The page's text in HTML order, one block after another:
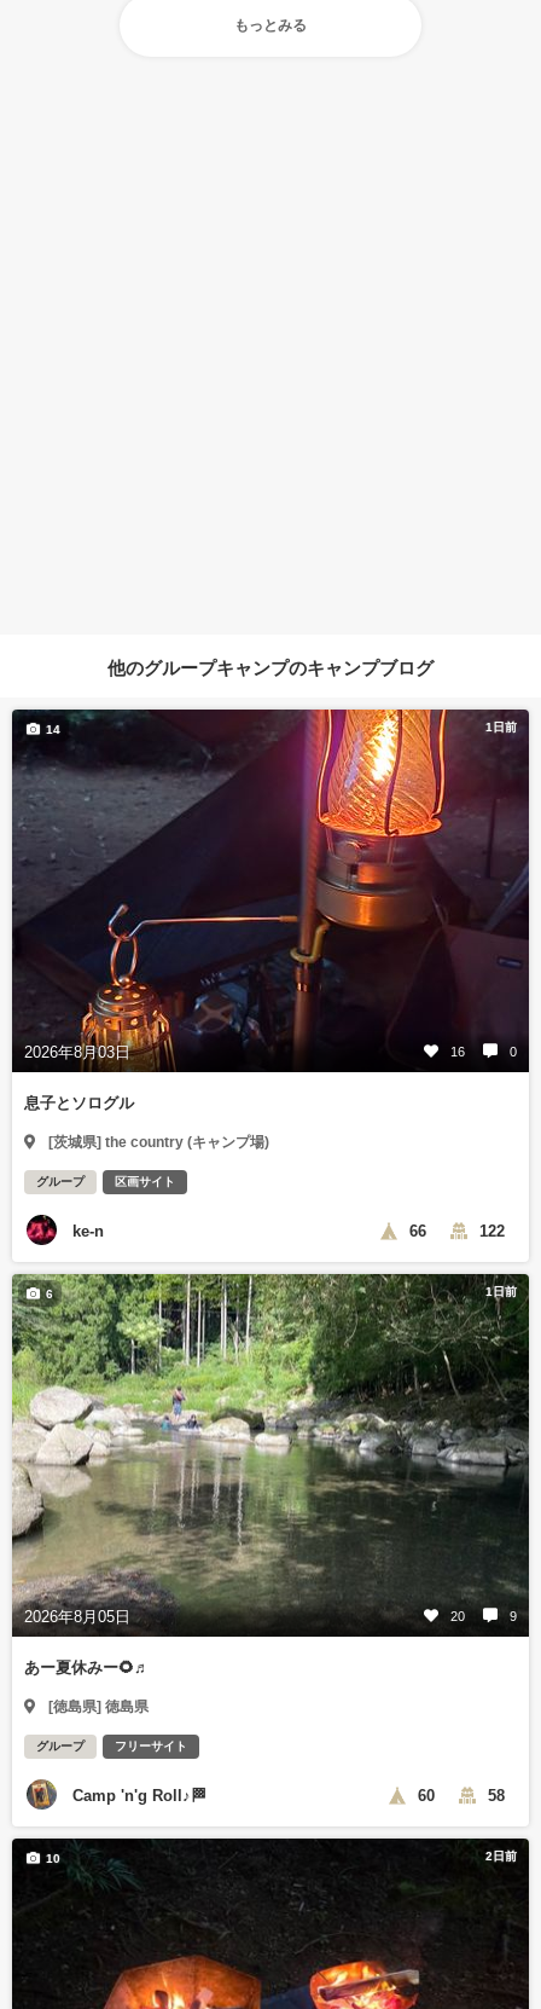
もっとみる
他のグループキャンプのキャンプブログ
1日前
2026年8月03日 16 0
14
息子とソログル
[茨城県] the country (キャンプ場)
グループ 区画サイト
ke-n 66 122
1日前
2026年8月05日 20 9
6
あー夏休みー🌻♬
[徳島県] 徳島県
グループ フリーサイト
Camp 'n'g Roll♪🏁 60 58
2日前
10